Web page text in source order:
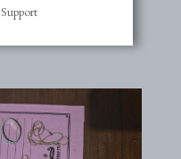
Support